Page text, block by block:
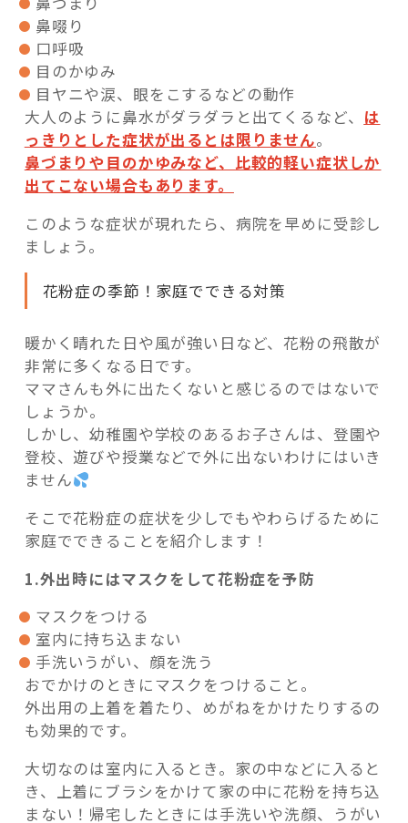
鼻啜り
口呼吸
目のかゆみ
目ヤニや涙、眼をこするなどの動作
大人のように鼻水がダラダラと出てくるなど、 は
っきりとした症状が出るとは限りません。
鼻づまりや目のかゆみなど、比較的軽い症状しか
出てこない場合もあります。
このような症状が現れたら、病院を早めに受診し
ましょう。
花粉症の季節！家庭でできる対策
暖かく晴れた日や風が強い日など、花粉の飛散が
非常に多くなる日です。
ママさんも外に出たくないと感じるのではないで
しょうか。
しかし、幼稚園や学校のあるお子さんは、登園や
登校、遊びや授業などで外に出ないわけにはいき
ません
そこで花粉症の症状を少しでもやわらげるために
家庭でできることを紹介します！
1.外出時にはマスクをして花粉症を予防
マスクをつける
室内に持ち込まない
手洗いうがい、顔を洗う
おでかけのときにマスクをつけること。
外出用の上着を着たり、めがねをかけたりするの
も効果的です。
大切なのは室内に入るとき。家の中などに入ると
き、上着にブラシをかけて家の中に花粉を持ち込
まない！帰宅したときには手洗いや洗顔、うがい